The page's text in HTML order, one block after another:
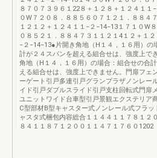
８７０７３９６１22８＋１２８＋１２４１１
０W７２０８．８８５６０７１２１．８８４
１２１２＋１２４１１−２−14−13１７１０W
０８５２１．８８４７３１１２１4１２＋１
−２−14−13●片開き角地（H１４，１６用）の
計が２４スパンを超える組合せは、強度上で
角地（H１４，１６用）の場合：組合せの合
える組合せは、強度上できません。門扉フェ
ーゲート引戸多連引戸グランプラザノンレー
イド引戸ダブルスライド引戸支柱回転式門扉
ユニットワイド台車型引戸景観エクステリア
C型部材B型キャスター式ノンレール式フラッ
ャスタ式梱包内容総合１１４４１１７８１２
８４１１８７１２００１１４７１７６０1202